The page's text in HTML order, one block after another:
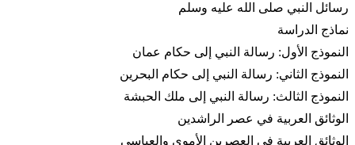
رسائل النبي صلى الله عليه وسلم
نماذج الدراسة
النموذج الأول: رسالة النبي إلى حكام عمان
النموذج الثاني: رسالة النبي إلى حكام البحرين
النموذج الثالث: رسالة النبي إلى ملك الحبشة
الوثائق العربية في عصر الراشدين
الوثائق العربية في العصرين الأموي والعباسي